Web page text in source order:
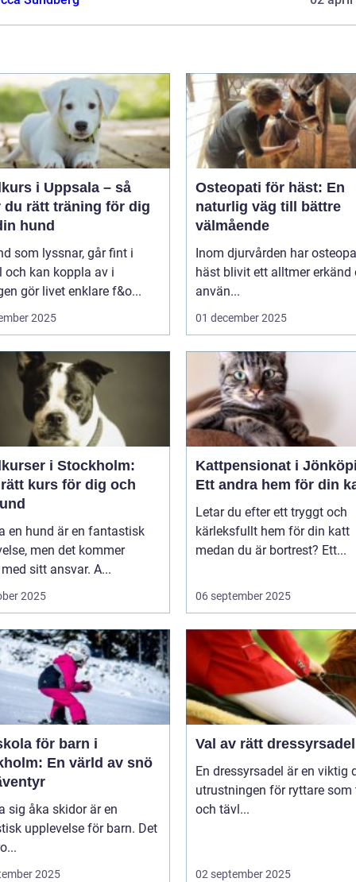
i Uppsala – så
du rätt träning för dig
hund
som lyssnar, går fint i
och kan koppla av i
gör livet enklare f&o...
2025
Osteopati för häst: En
naturlig väg till bättre
välmående
Inom djurvården har
häst blivit ett alltmer erkänd
använ...
01 december 2025
i Stockholm:
kurs för dig och
en hund är en fantastisk
men det kommer
sitt ansvar. A...
2025
Kattpensionat i
Ett andra hem för din
Letar du efter ett tryggt och
kärleksfullt hem för din katt
medan du är bortrest? Ett...
06 september 2025
för barn i
En värld av snö
sig åka skidor är en
upplevelse för barn. Det
2025
Val av rätt dressyrsadel
En dressyrsadel är en viktig
utrustningen för ryttare som
och tävl...
02 september 2025